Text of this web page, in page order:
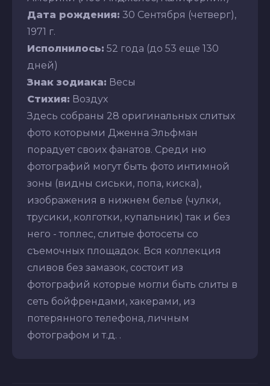
Дата рождения: 30 Сентября (четверг),
1971 г.
Исполнилось: 52 года (до 53 еще 130
дней)
Знак зодиака: Весы
Стихия: Воздух
Здесь собраны 28 оригинальных слитых
фото которыми Дженна Эльфман
порадует своих фанатов. Среди ню
фотографий могут быть фото интимной
зоны (видны сиськи, попа, киска),
изображения в нижнем белье (чулки,
трусики, колготки, купальник) так и без
него - топлес, слитые фотосеты со
съемочных площадок. Вся коллекция
сливов без замазок, состоит из
фотографий которые могли быть слиты в
сеть бойфрендами, хакерами, из
потерянного телефона, личным
фотографом и т.д. .